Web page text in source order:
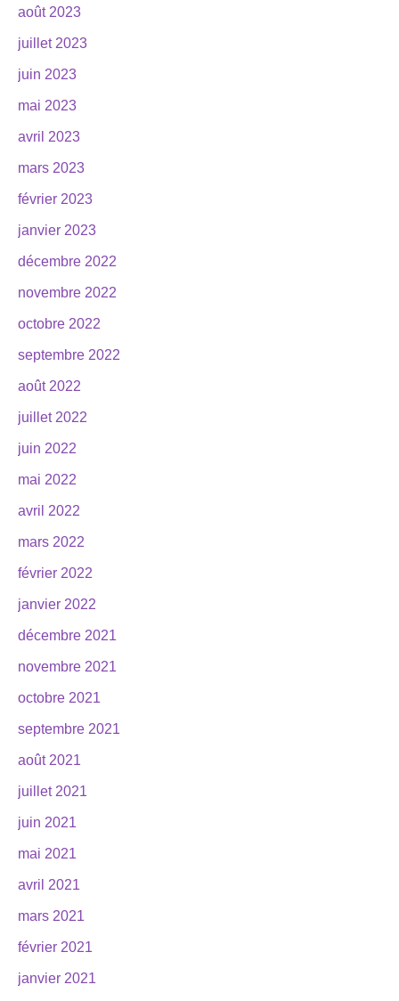
août 2023
juillet 2023
juin 2023
mai 2023
avril 2023
mars 2023
février 2023
janvier 2023
décembre 2022
novembre 2022
octobre 2022
septembre 2022
août 2022
juillet 2022
juin 2022
mai 2022
avril 2022
mars 2022
février 2022
janvier 2022
décembre 2021
novembre 2021
octobre 2021
septembre 2021
août 2021
juillet 2021
juin 2021
mai 2021
avril 2021
mars 2021
février 2021
janvier 2021